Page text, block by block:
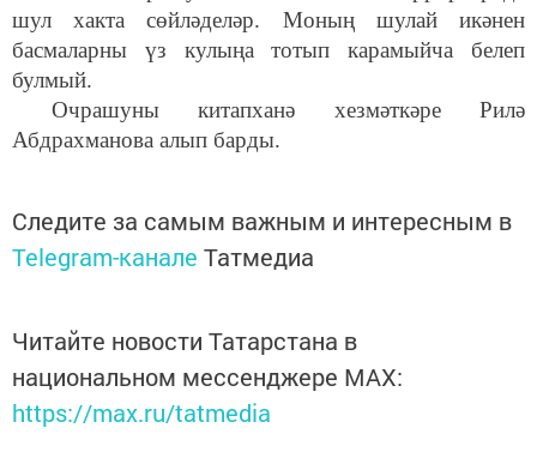
шул хакта сөйләделәр. Моның шулай икәнен
басмаларны үз кулыңа тотып карамыйча белеп
булмый.
Очрашуны китапханә хезмәткәре Рилә
Абдрахманова алып барды.
Следите за самым важным и интересным в
Telegram-канале Татмедиа
Читайте новости Татарстана в
национальном мессенджере MАХ:
https://max.ru/tatmedia